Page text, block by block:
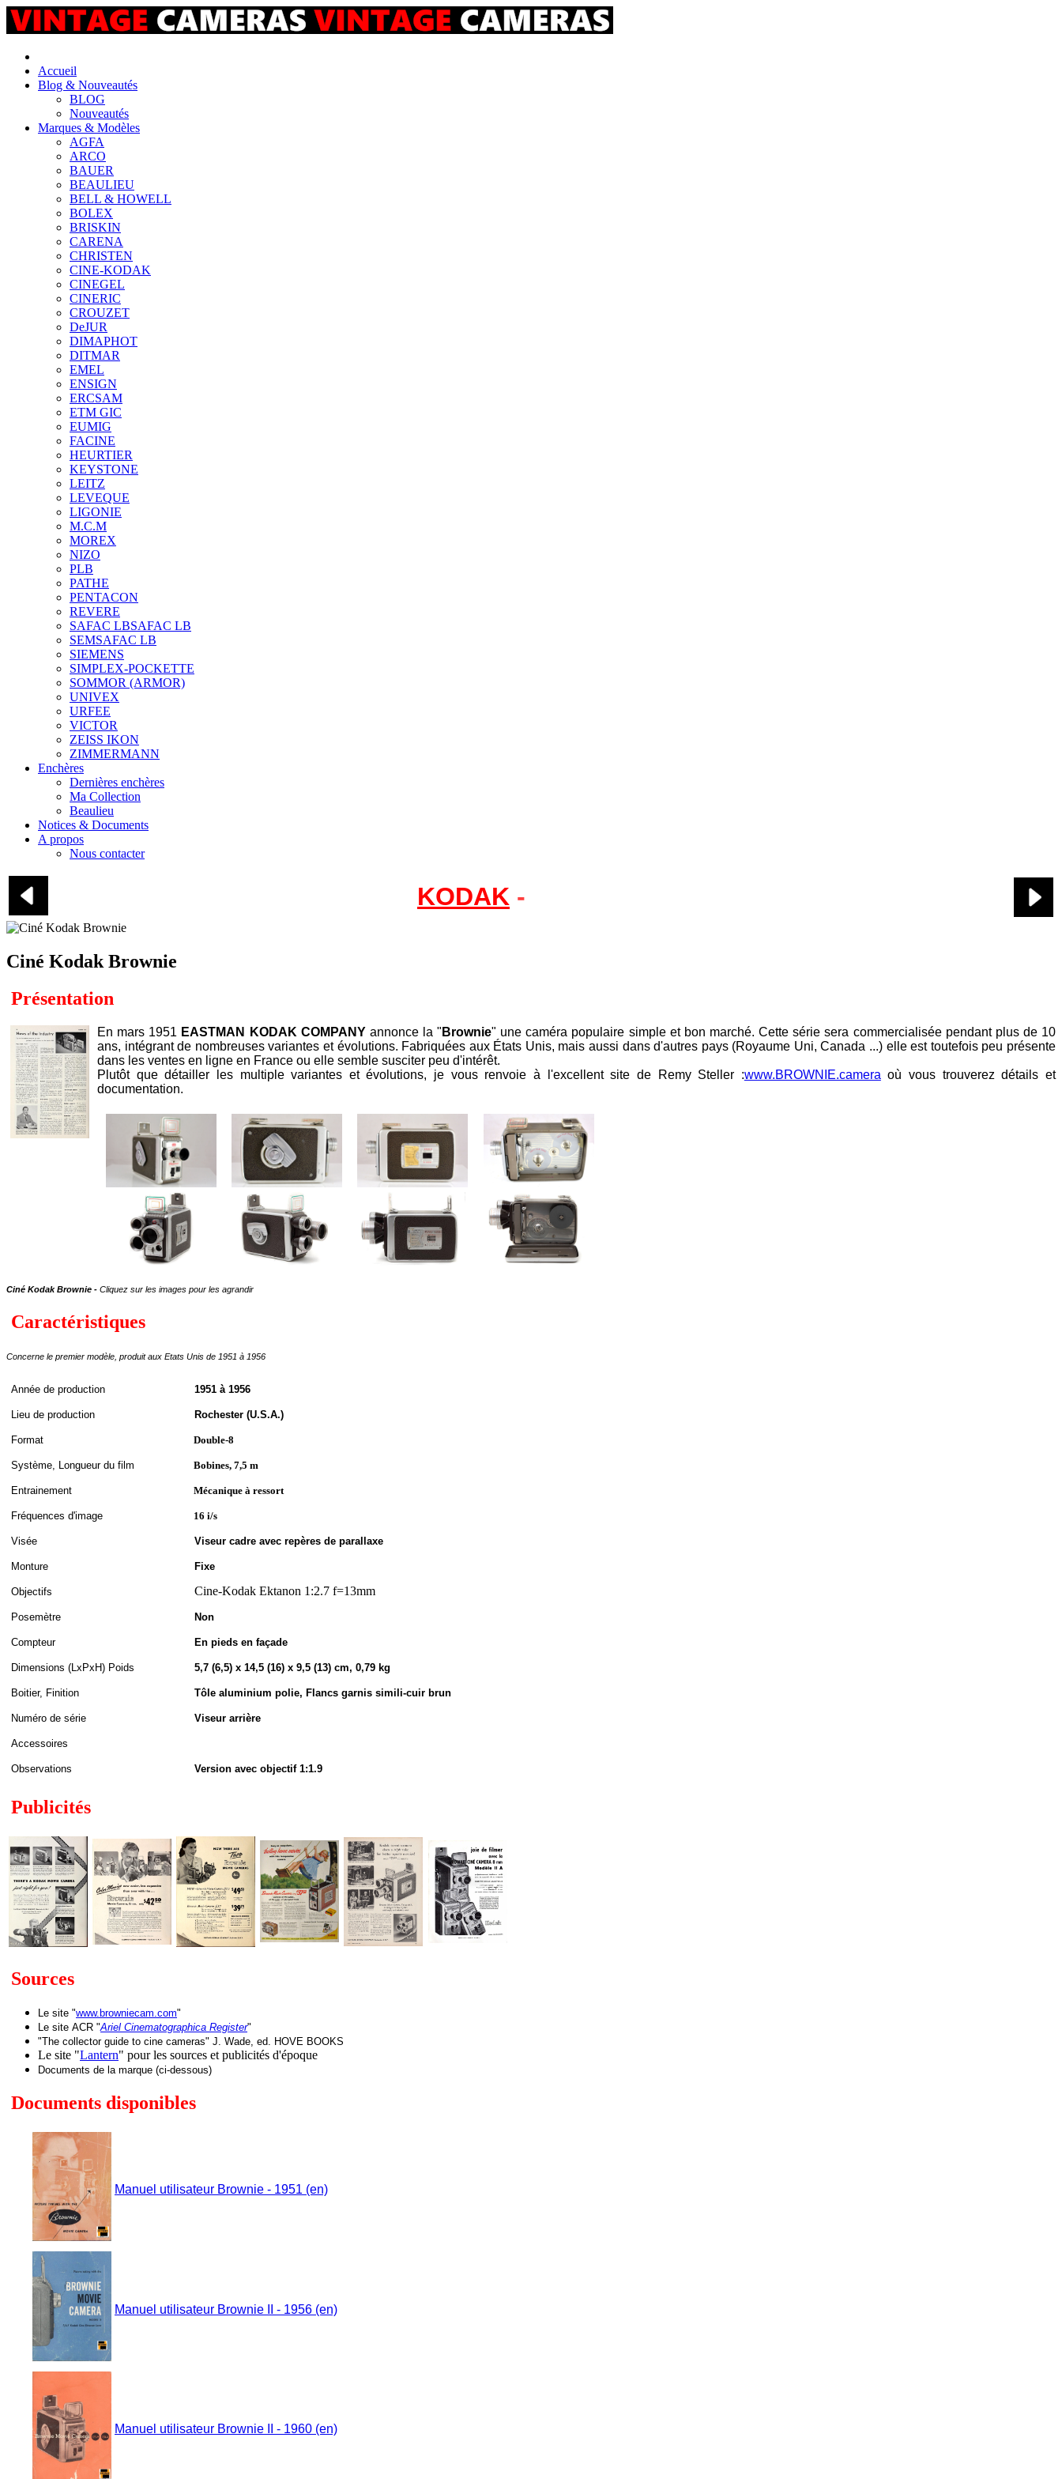
Accueil
Blog & Nouveautés
BLOG
Nouveautés
Marques & Modèles
AGFA
ARCO
BAUER
BEAULIEU
BELL & HOWELL
BOLEX
BRISKIN
CARENA
CHRISTEN
CINE-KODAK
CINEGEL
CINERIC
CROUZET
DeJUR
DIMAPHOT
DITMAR
EMEL
ENSIGN
ERCSAM
ETM GIC
EUMIG
FACINE
HEURTIER
KEYSTONE
LEITZ
LEVEQUE
LIGONIE
M.C.M
MOREX
NIZO
PLB
PATHE
PENTACON
REVERE
SAFAC LBSAFAC LB
SEMSAFAC LB
SIEMENS
SIMPLEX-POCKETTE
SOMMOR (ARMOR)
UNIVEX
URFEE
VICTOR
ZEISS IKON
ZIMMERMANN
Enchères
Dernières enchères
Ma Collection
Beaulieu
Notices & Documents
A propos
Nous contacter
KODAK -
Ciné Kodak Brownie
Présentation
En mars 1951 EASTMAN KODAK COMPANYannonce la " Brownie" une caméra populaire simple et bon marché. Cette série sera commercialisée pendant plus de 10
ans, intégrant de nombreuses variantes et évolutions. Fabriquées aux États Unis, mais aussi dans d'autres pays (Royaume Uni, Canada ...) elle est toutefois peu présente
dans les ventes en ligne en France ou elle semble susciter peu d'intérêt.
Plutôt que détailler les multiple variantes et évolutions, je vous renvoie à l'excellent site de Remy Steller :www.BROWNIE.camera où vous trouverez détails et
documentation.
Ciné Kodak Brownie - Cliquez sur les images pour les agrandir
Caractéristiques
Concerne le premier modèle, produit aux Etats Unis de 1951 à 1956
Année de production 1951 à 1956
Lieu de production Rochester (U.S.A.)
Format Double-8
Système, Longueur du film Bobines, 7,5 m
Entrainement Mécanique à ressort
Fréquences d'image 16 i/s
Visée Viseur cadre avec repères de parallaxe
Monture Fixe
Objectifs Cine-Kodak Ektanon 1:2.7 f=13mm
Posemètre Non
Compteur En pieds en façade
Dimensions (LxPxH) Poids 5,7 (6,5) x 14,5 (16) x 9,5 (13) cm, 0,79 kg
Boitier, Finition Tôle aluminium polie, Flancs garnis simili-cuir brun
Numéro de série Viseur arrière
Accessoires
Observations Version avec objectif 1:1.9
Publicités
Sources
Le site "www.browniecam.com"
Le site ACR "Ariel Cinematographica Register"
"The collector guide to cine cameras" J. Wade, ed. HOVE BOOKS
Le site "Lantern" pour les sources et publicités d'époque
Documents de la marque (ci-dessous)
Documents disponibles
Manuel utilisateur Brownie - 1951 (en)
Manuel utilisateur Brownie II - 1956 (en)
Manuel utilisateur Brownie II - 1960 (en)